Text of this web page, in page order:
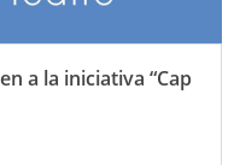
a la iniciativa “Cap